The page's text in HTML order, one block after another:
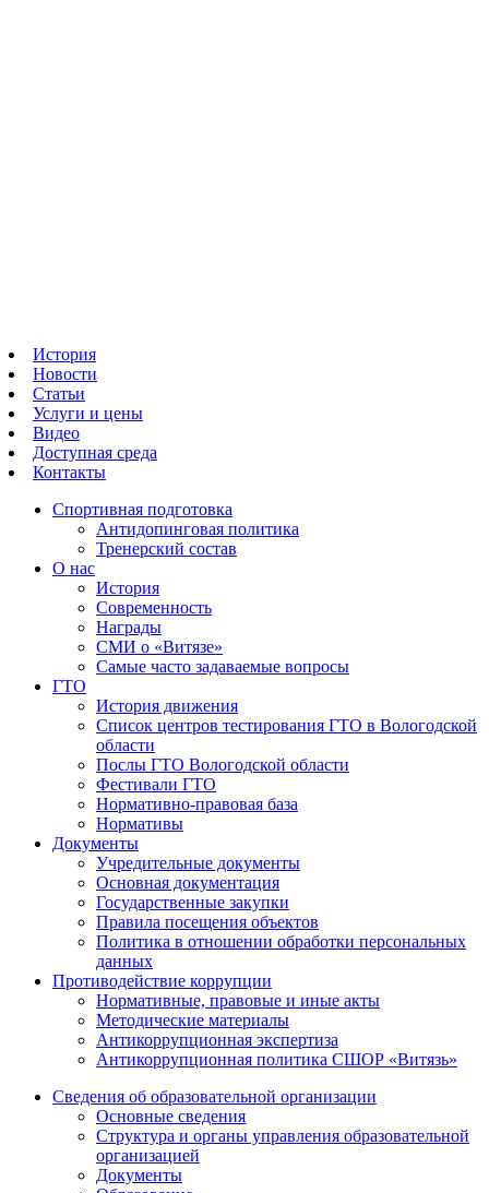
История
Новости
Статьи
Услуги и цены
Видео
Доступная среда
Контакты
Спортивная подготовка
Антидопинговая политика
Тренерский состав
О нас
История
Современность
Награды
СМИ о «Витязе»
Самые часто задаваемые вопросы
ГТО
История движения
Список центров тестирования ГТО в Вологодской
области
Послы ГТО Вологодской области
Фестивали ГТО
Нормативно-правовая база
Нормативы
Документы
Учредительные документы
Основная документация
Государственные закупки
Правила посещения объектов
Политика в отношении обработки персональных
данных
Противодействие коррупции
Нормативные, правовые и иные акты
Методические материалы
Антикоррупционная экспертиза
Антикоррупционная политика СШОР «Витязь»
Сведения об образовательной организации
Основные сведения
Структура и органы управления образовательной
организацией
Документы